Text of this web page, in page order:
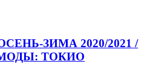
ЗИМА 2020/2021 /
ТОКИО